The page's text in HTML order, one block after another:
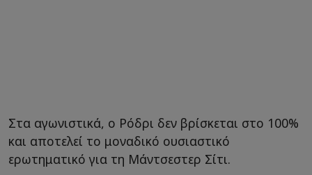
Στα αγωνιστικά, ο Ρόδρι δεν βρίσκεται στο 100%
και αποτελεί το μοναδικό ουσιαστικό
ερωτηματικό για τη Μάντσεστερ Σίτι.